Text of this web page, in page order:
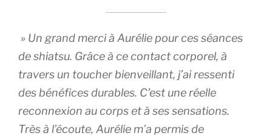
» Un grand merci à Aurélie pour ces séances
de shiatsu. Grâce à ce contact corporel, à
travers un toucher bienveillant, j’ai ressenti
des bénéfices durables. C’est une réelle
reconnexion au corps et à ses sensations.
Très à l’écoute, Aurélie m’a permis de